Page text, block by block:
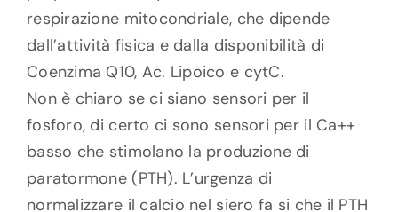
respirazione mitocondriale, che dipende
dall’attività fisica e dalla disponibilità di
Coenzima Q10, Ac. Lipoico e cytC.
Non è chiaro se ci siano sensori per il
fosforo, di certo ci sono sensori per il Ca++
basso che stimolano la produzione di
paratormone (PTH). L’urgenza di
normalizzare il calcio nel siero fa si che il PTH